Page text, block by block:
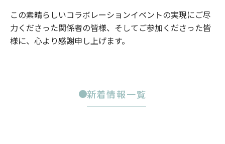
この素晴らしいコラボレーションイベントの実現にご尽
力くださった関係者の皆様、そしてご参加くださった皆
様に、心より感謝申し上げます。
新着情報一覧